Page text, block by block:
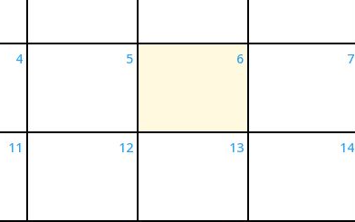
4 5 6 7
11 12 13 14